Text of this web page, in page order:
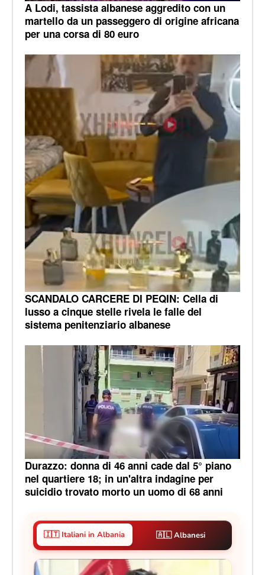
A Lodi, tassista albanese aggredito con un
martello da un passeggero di origine africana
per una corsa di 80 euro
SCANDALO CARCERE DI PEQIN: Cella di
lusso a cinque stelle rivela le falle del
sistema penitenziario albanese
Durazzo: donna di 46 anni cade dal 5° piano
nel quartiere 18; in un'altra indagine per
suicidio trovato morto un uomo di 68 anni
🇮🇹 Italiani in Albania 🇦🇱 Albanesi